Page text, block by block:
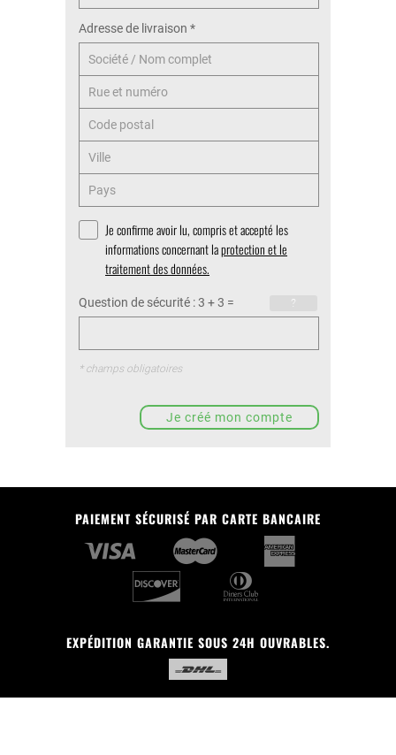
Adresse de livraison *
Je confirme avoir lu, compris et accepté les
informations concernant laprotection et le
traitement des données.
Question de sécurité : 3 + 3 = ?
* champs obligatoires
PAIEMENT SÉCURISÉ PAR CARTE BANCAIRE
EXPÉDITION GARANTIE SOUS 24H OUVRABLES.